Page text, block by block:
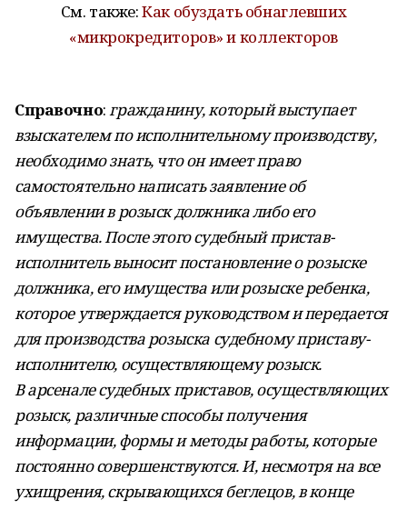
См. также:Как обуздать обнаглевших
«микрокредиторов» и коллекторов
Справочно:гражданину, который выступает
взыскателем по исполнительному производству,
необходимо знать, что он имеет право
самостоятельно написать заявление об
объявлении в розыск должника либо его
имущества. После этого судебный пристав-
исполнитель выносит постановление о розыске
должника, его имущества или розыске ребенка,
которое утверждается руководством и передается
для производства розыска судебному приставу-
исполнителю, осуществляющему розыск.
В арсенале судебных приставов, осуществляющих
розыск, различные способы получения
информации, формы и методы работы, которые
постоянно совершенствуются. И, несмотря на все
ухищрения, скрывающихся беглецов, в конце